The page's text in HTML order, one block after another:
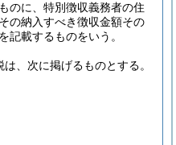
のに、特別徴収義務者の住
の納入すべき徴収金額その
記載するものをいう。
、次に掲げるものとする。